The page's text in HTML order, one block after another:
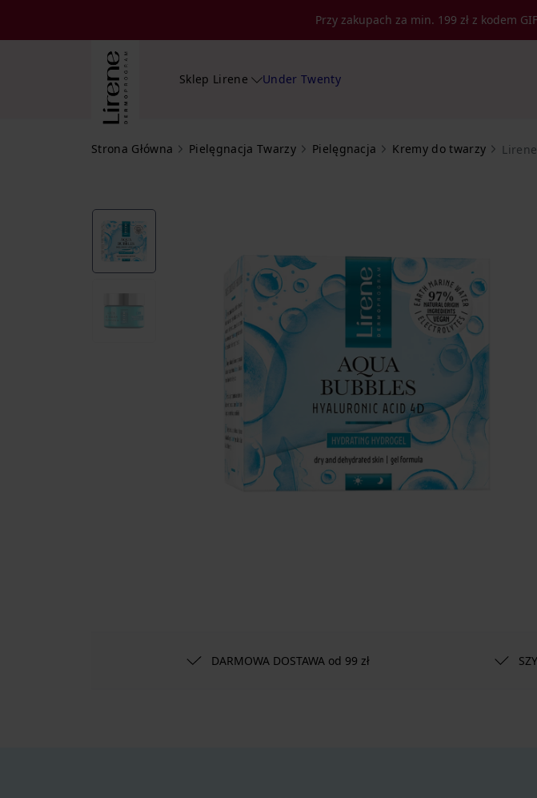
Przy zakupach za min. 199 zł z kodem
Sklep Lirene Under Twenty
Strona Główna Pielęgnacja Twarzy Pielęgnacja Kremy do twarzy
DARMOWA DOSTAWA od 99 zł